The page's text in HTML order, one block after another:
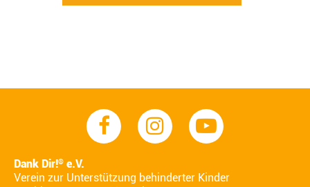
Dank Dir!® e.V.
Verein zur Unterstützung behinderter Kinder